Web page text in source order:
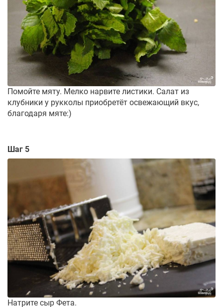
Помойте мяту. Мелко нарвите листики. Салат из
клубники у рукколы приобретёт освежающий вкус,
благодаря мяте:)
Шаг 5
Натрите сыр Фета.